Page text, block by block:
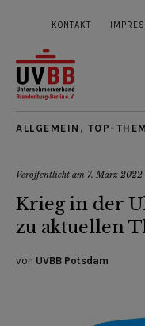
KONTAKT
ALLGEMEIN , TOP-
Veröffentlicht am 7. März 2022
Krieg in der
zu aktuellen
von UVBB Potsdam